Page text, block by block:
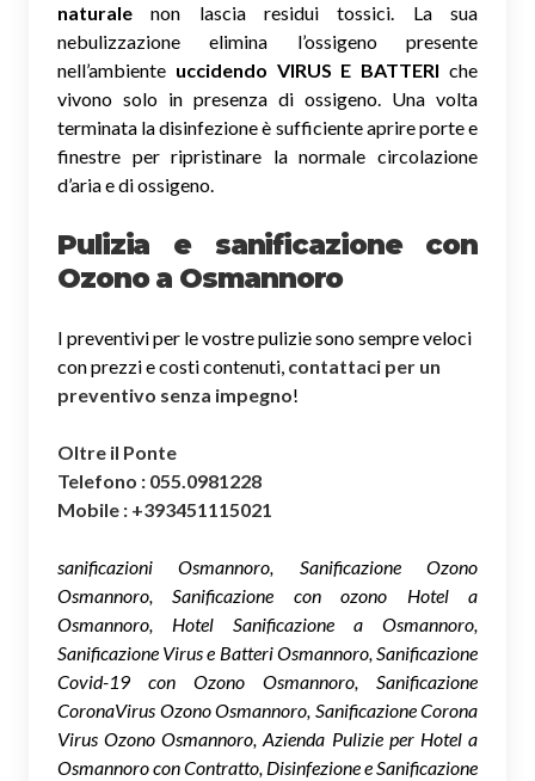
naturale non lascia residui tossici. La sua
nebulizzazione elimina l’ossigeno presente
nell’ambiente uccidendo VIRUS E BATTERI che
vivono solo in presenza di ossigeno. Una volta
terminata la disinfezione è sufficiente aprire porte e
finestre per ripristinare la normale circolazione
d’aria e di ossigeno.
Pulizia e sanificazione con
Ozono a Osmannoro
I preventivi per le vostre pulizie sono sempre veloci
con prezzi e costi contenuti, contattaci per un
preventivo senza impegno!
Oltre il Ponte
Telefono : 055.0981228
Mobile : +393451115021
sanificazioni Osmannoro, Sanificazione Ozono
Osmannoro, Sanificazione con ozono Hotel a
Osmannoro, Hotel Sanificazione a Osmannoro,
Sanificazione Virus e Batteri Osmannoro, Sanificazione
Covid-19 con Ozono Osmannoro, Sanificazione
CoronaVirus Ozono Osmannoro, Sanificazione Corona
Virus Ozono Osmannoro, Azienda Pulizie per Hotel a
Osmannoro con Contratto, Disinfezione e Sanificazione